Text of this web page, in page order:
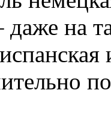
даже на